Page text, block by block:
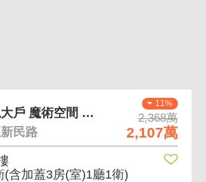
11%
2,368萬
2,107萬
新民麗質景觀大戶 魔術空間 頂樓景觀
民路
(含加蓋3房(室)1廳1衛)